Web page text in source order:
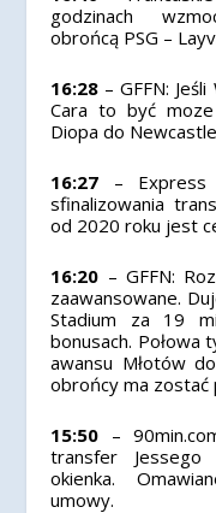
godzinach
obrońcą PSG –
16:28 – GFFN:
Cara to być
Diopa do
16:27 –
sfinalizowania
od 2020 roku jest
16:20 – GFFN:
zaawansowane.
Stadium za 19
bonusach. Połowa
awansu Młotów
obrońcy ma zostać
15:50 –
transfer Jessego
okienka.
umowy.